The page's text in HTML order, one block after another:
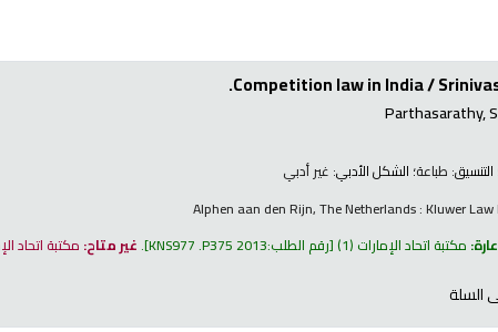
Competition law in India /
Parthasarathy,
التنسيق: طباعة؛ الشكل الأدبي: غير أدبي
Alphen aan den Rijn, The Netherlands : Kluwer
مكتبة اتحاد الإمارات (1) رقم الطلب:KNS977 .P375 2013
.غير متاح: مكتبة اتحاد
السلة